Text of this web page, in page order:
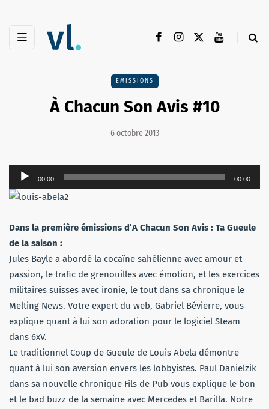
EMISSIONS
À Chacun Son Avis #10
6 octobre 2013
Lecteur
audio
00:00 00:00
Dans la première émissions d’A Chacun Son Avis : Ta Gueule
de la saison :
Jules Bayle a abordé la cocaïne sahélienne avec amour et
passion, le trafic de grenouilles avec émotion, et les exercices
militaires suisses avec ironie, le tout dans sa chronique le
Melting News. Votre expert du web, Gabriel Bévierre, vous
explique quant à lui son adoration pour le logiciel Steam
dans 6xV.
Le traditionnel Coup de Gueule de Louis Abela démontre
quant à lui son aversion envers les lobbyistes. Paul Danielzik
dans sa nouvelle chronique Fils de Pub vous explique le bon
et le bad buzz de la semaine avec Mercedes et Barilla. Notre